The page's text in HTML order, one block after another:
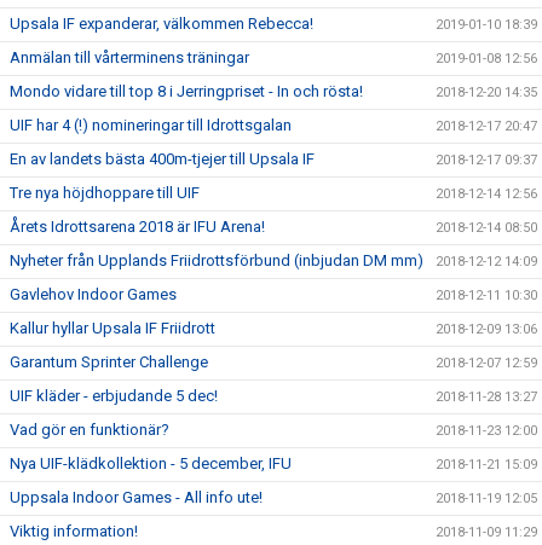
Upsala IF expanderar, välkommen Rebecca! 2019-01-10 18:39
Anmälan till vårterminens träningar 2019-01-08 12:56
Mondo vidare till top 8 i Jerringpriset - In och rösta! 2018-12-20 14:35
UIF har 4 (!) nomineringar till Idrottsgalan 2018-12-17 20:47
En av landets bästa 400m-tjejer till Upsala IF 2018-12-17 09:37
Tre nya höjdhoppare till UIF 2018-12-14 12:56
Årets Idrottsarena 2018 är IFU Arena! 2018-12-14 08:50
Nyheter från Upplands Friidrottsförbund (inbjudan DM mm) 2018-12-12 14:09
Gavlehov Indoor Games 2018-12-11 10:30
Kallur hyllar Upsala IF Friidrott 2018-12-09 13:06
Garantum Sprinter Challenge 2018-12-07 12:59
UIF kläder - erbjudande 5 dec! 2018-11-28 13:27
Vad gör en funktionär? 2018-11-23 12:00
Nya UIF-klädkollektion - 5 december, IFU 2018-11-21 15:09
Uppsala Indoor Games - All info ute! 2018-11-19 12:05
Viktig information! 2018-11-09 11:29